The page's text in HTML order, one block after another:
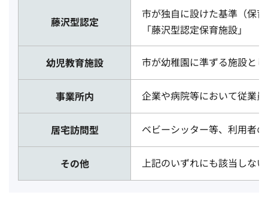
藤沢型認定
市が独自に設けた基準（保
「藤沢型認定保育施設」
幼児教育施設 市が幼稚園に準ずる施設と
事業所内 企業や病院等において従業
居宅訪問型 ベビーシッター等、利用者
その他 上記のいずれにも該当しな